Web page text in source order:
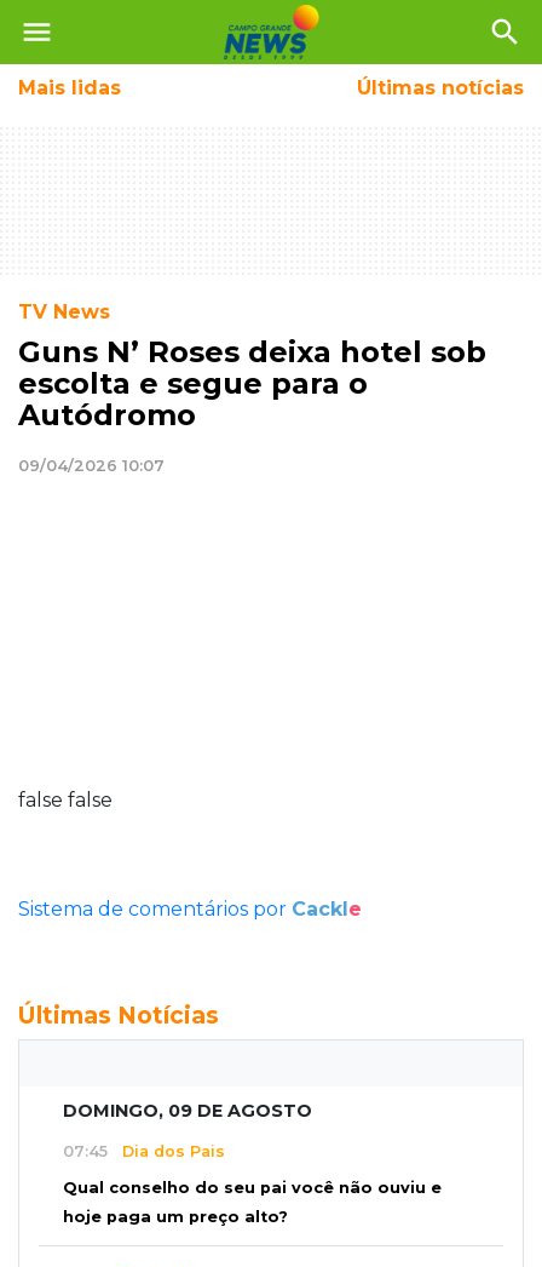
menu search
Mais lidas Últimas notícias
TV News
Guns N’ Roses deixa hotel sob
escolta e segue para o
Autódromo
09/04/2026 10:07
false false
Sistema de comentários por Cackle
Últimas Notícias
DOMINGO, 09 DE AGOSTO
07:45 Dia dos Pais
Qual conselho do seu pai você não ouviu e
hoje paga um preço alto?